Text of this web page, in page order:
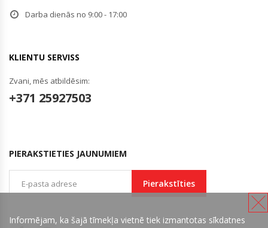
Darba dienās no 9:00 - 17:00
KLIENTU SERVISS
Zvani, mēs atbildēsim:
+371 25927503
PIERAKSTIETIES JAUNUMIEM
Pierakstīties
Informējam, ka šajā tīmekļa vietnē tiek izmantotas sīkdatnes